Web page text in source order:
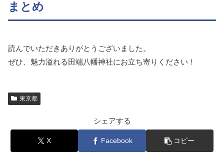
まとめ
読んでいただきありがとうございました。
ぜひ、魅力溢れる田端八幡神社にお立ち寄りください！
東京都
シェアする
X Facebook コピー